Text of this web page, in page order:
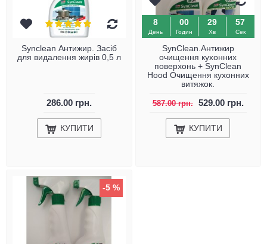
Synclean Антижир. Засіб
для видалення жирів 0,5 л
286.00 грн.
КУПИТИ
8
День
00
Годин
29
Хв
57
Сек
SynClean.Антижир
очищення кухонних
поверхонь + SynClean
Hood Очищення кухонних
витяжок.
587.00 грн. 529.00 грн.
КУПИТИ
-5 %